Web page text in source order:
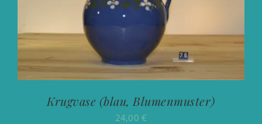
Krugvase (blau, Blumenmuster)
24,00€